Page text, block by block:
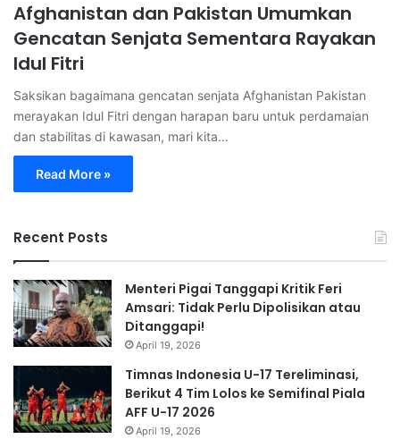
Afghanistan dan Pakistan Umumkan
Gencatan Senjata Sementara Rayakan
Idul Fitri
Saksikan bagaimana gencatan senjata Afghanistan Pakistan
merayakan Idul Fitri dengan harapan baru untuk perdamaian
dan stabilitas di kawasan, mari kita…
Read More »
Recent Posts
Menteri Pigai Tanggapi Kritik Feri
Amsari: Tidak Perlu Dipolisikan atau
Ditanggapi!
April 19, 2026
Timnas Indonesia U-17 Tereliminasi,
Berikut 4 Tim Lolos ke Semifinal Piala
AFF U-17 2026
April 19, 2026